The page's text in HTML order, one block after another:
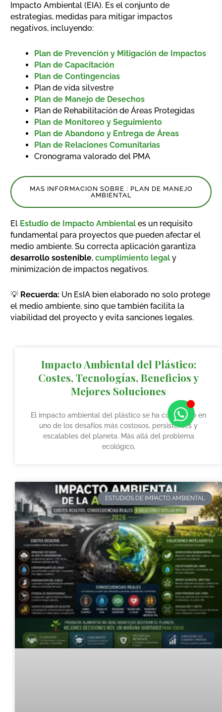
Impacto Ambiental (EIA). Es el conjunto de
estrategias, medidas para mitigar impactos
negativos, incluyendo:
Plan de Prevención y Mitigación de Impactos
Plan de Capacitación
Plan de Contingencias
Plan de vida silvestre
Plan de Manejo de Desechos
Plan de Rehabilitación de Áreas Protegidas
Plan de Monitoreo y Seguimiento
Plan de Abandono y Entrega de Áreas
Plan de Relaciones Comunitarias
Cronograma valorado del PMA
MAS INFORMACION SOBRE : PLAN DE MANEJO
AMBIENTAL
El Estudio de Impacto Ambiental es un requisito
fundamental para proyectos que pueden afectar el
medio ambiente. Su correcta aplicación garantiza
desarrollo sostenible, cumplimiento legal y
minimización de impactos negativos.
💡 Recuerda: Un EsIA bien elaborado no solo protege
el medio ambiente, sino que también facilita la
viabilidad del proyecto y evita sanciones legales.
Impacto Ambiental del Plástico:
Costes, Tecnologías, Beneficios y
Mejores Soluciones
El impacto ambiental del plástico se ha convertido en
uno de los desafíos más costosos, persistentes y
escalables del planeta. Más allá del problema
ecológico,
ESTUDIOS DE IMPACTO AMBIENTAL